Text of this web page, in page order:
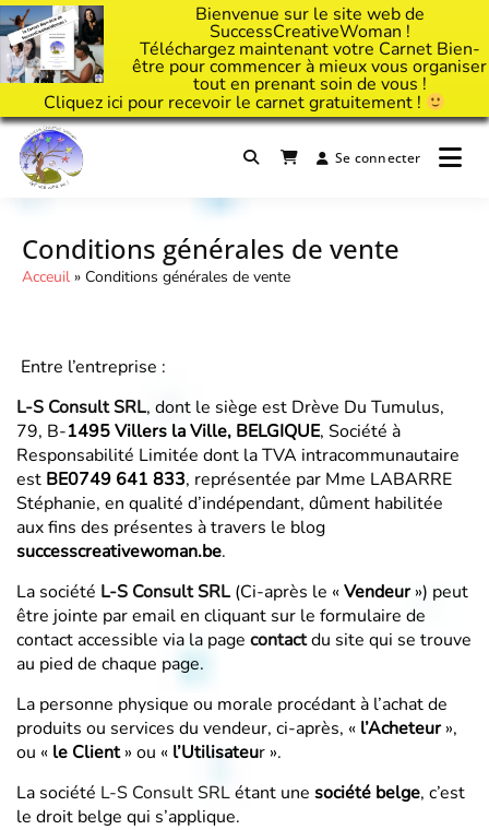
Bienvenue sur le site web de
SuccessCreativeWoman !
Téléchargez maintenant votre Carnet Bien-
être pour commencer à mieux vous organiser
tout en prenant soin de vous !
Cliquez ici pour recevoir le carnet gratuitement !
Passer
contenu
Il est temps d'ART'ivez votre vie !Se connecter
Conditions générales de vente
Acceuil » Conditions générales de vente
Entre l’entreprise :
L-S Consult SRL, dont le siège est Drève Du Tumulus,
79, B-1495 Villers la Ville, BELGIQUE, Société à
Responsabilité Limitée dont la TVA intracommunautaire
est BE0749 641 833, représentée par Mme LABARRE
Stéphanie, en qualité d’indépendant, dûment habilitée
aux fins des présentes à travers le blog
successcreativewoman.be.
La société L-S Consult SRL(Ci-après le « Vendeur») peut
être jointe par email en cliquant sur le formulaire de
contact accessible via la page contactdu site qui se trouve
au pied de chaque page.
La personne physique ou morale procédant à l’achat de
produits ou services du vendeur, ci-après, « l’Acheteur»,
ou « le Client» ou « l’Utilisateur ».
La société L-S Consult SRLétant une société belge, c’est
le droit belge qui s’applique.